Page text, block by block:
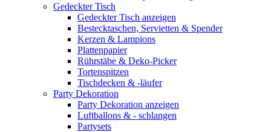
Gedeckter Tisch
Gedeckter Tisch anzeigen
Bestecktaschen, Servietten & Spender
Kerzen & Lampions
Plattenpapier
Rührstäbe & Deko-Picker
Tortenspitzen
Tischdecken & -läufer
Party Dekoration
Party Dekoration anzeigen
Luftballons & - schlangen
Partysets